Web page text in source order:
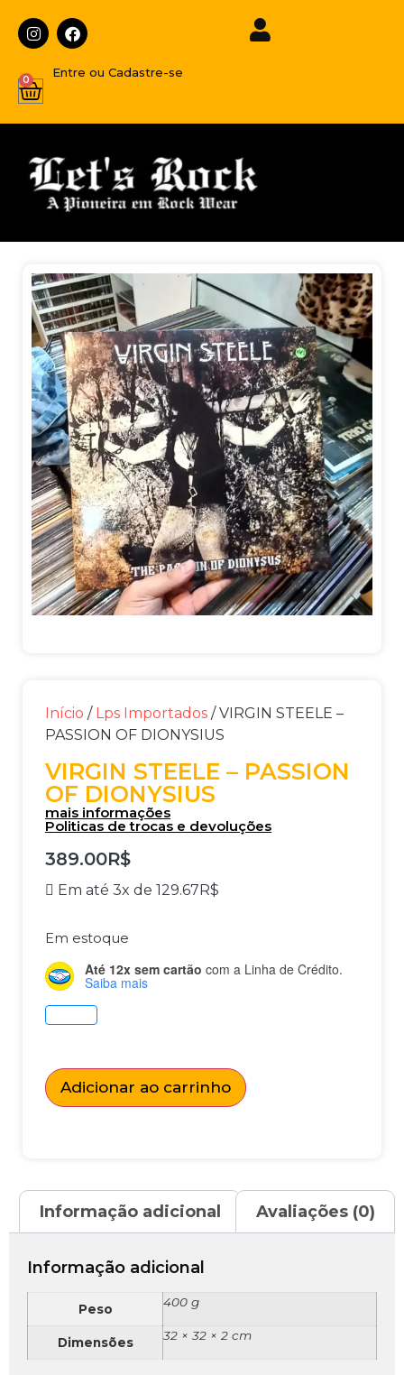
Entre ou Cadastre-se
0
Início / Lps Importados / VIRGIN STEELE –
PASSION OF DIONYSIUS
VIRGIN STEELE – PASSION
OF DIONYSIUS
mais informações
Politicas de trocas e devoluções
389.00R$
Em até 3x de 129.67R$
Em estoque
Até 12x sem cartão com a Linha de Crédito.
Saiba mais
Adicionar ao carrinho
Informação adicional Avaliações (0)
Informação adicional
Peso 400 g
Dimensões 32 × 32 × 2 cm